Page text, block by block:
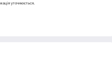
уточнюється.